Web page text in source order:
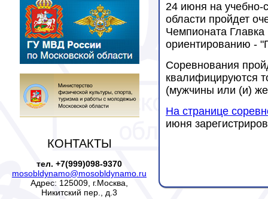
КОНТАКТЫ
тел. +7(999)098-9370
mosobldynamo@mosobldynamo.ru
Адрес: 125009, г.Москва,
Никитский пер., д.3
24 июня на учебно-
области пройдет
Чемпионата
ориентированию -
Соревнования
квалифицируются
(мужчины или (и)
На странице
июня